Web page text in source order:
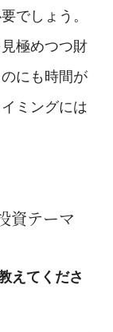
でしょう。
極めつつ財
にも時間が
ミングには
資テーマ
えてくださ